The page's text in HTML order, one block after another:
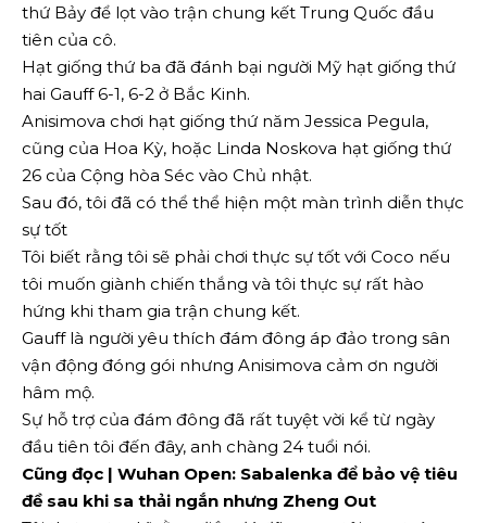
thứ Bảy để lọt vào trận chung kết Trung Quốc đầu
tiên của cô.
Hạt giống thứ ba đã đánh bại người Mỹ hạt giống thứ
hai Gauff 6-1, 6-2 ở Bắc Kinh.
Anisimova chơi hạt giống thứ năm Jessica Pegula,
cũng của Hoa Kỳ, hoặc Linda Noskova hạt giống thứ
26 của Cộng hòa Séc vào Chủ nhật.
Sau đó, tôi đã có thể thể hiện một màn trình diễn thực
sự tốt
Tôi biết rằng tôi sẽ phải chơi thực sự tốt với Coco nếu
tôi muốn giành chiến thắng và tôi thực sự rất hào
hứng khi tham gia trận chung kết.
Gauff là người yêu thích đám đông áp đảo trong sân
vận động đóng gói nhưng Anisimova cảm ơn người
hâm mộ.
Sự hỗ trợ của đám đông đã rất tuyệt vời kể từ ngày
đầu tiên tôi đến đây, anh chàng 24 tuổi nói.
Cũng đọc | Wuhan Open: Sabalenka để bảo vệ tiêu
đề sau khi sa thải ngắn nhưng Zheng Out